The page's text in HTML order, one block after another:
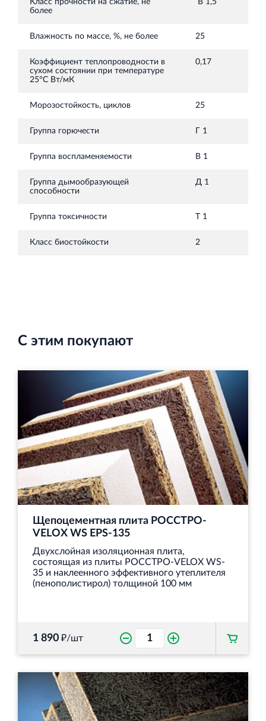
Класс прочности на сжатие, не
более
В 1,5
Влажность по массе, %, не более 25
Коэффициент теплопроводности в
сухом состоянии при температуре
25°С Вт/мК
0,17
Морозостойкость, циклов 25
Группа горючести Г 1
Группа воспламеняемости В 1
Группа дымообразующей
способности
Д 1
Группа токсичности Т 1
Класс биостойкости 2
С этим покупают
Щепоцементная плита РОССТРО-
VELOX WS EPS-135
Двухслойная изоляционная плита,
состоящая из плиты РОССТРО-VELOX WS‐
35 и наклеенного эффективного утеплителя
(пенополистирол) толщиной 100 мм
1 890 ₽/шт